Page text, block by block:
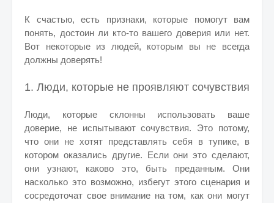
К счастью, есть признаки, которые помогут вам
понять, достоин ли кто-то вашего доверия или нет.
Вот некоторые из людей, которым вы не всегда
должны доверять!
1. Люди, которые не проявляют сочувствия
Люди, которые склонны использовать ваше
доверие, не испытывают сочувствия. Это потому,
что они не хотят представлять себя в тупике, в
котором оказались другие. Если они это сделают,
они узнают, каково это, быть преданным. Они
насколько это возможно, избегут этого сценария и
сосредоточат свое внимание на том, как они могут